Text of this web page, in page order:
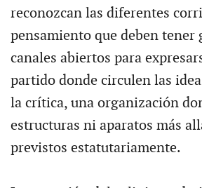
reconozcan las diferentes
pensamiento que deben tener
canales abiertos para
partido donde circulen las
la crítica, una organización
estructuras ni aparatos más
previstos estatutariamente.